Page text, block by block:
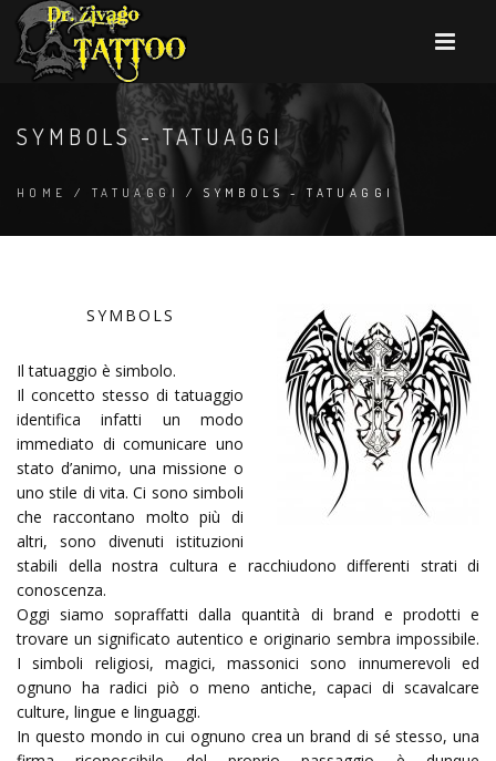
SYMBOLS - TATUAGGI
HOME / TATUAGGI / SYMBOLS - TATUAGGI
SYMBOLS
Il tatuaggio è simbolo.
Il concetto stesso di tatuaggio
identifica infatti un modo
immediato di comunicare uno
stato d’animo, una missione o
uno stile di vita. Ci sono simboli
che raccontano molto più di
altri, sono divenuti istituzioni
stabili della nostra cultura e racchiudono differenti strati di
conoscenza.
Oggi siamo sopraffatti dalla quantità di brand e prodotti e
trovare un significato autentico e originario sembra impossibile.
I simboli religiosi, magici, massonici sono innumerevoli ed
ognuno ha radici piò o meno antiche, capaci di scavalcare
culture, lingue e linguaggi.
In questo mondo in cui ognuno crea un brand di sé stesso, una